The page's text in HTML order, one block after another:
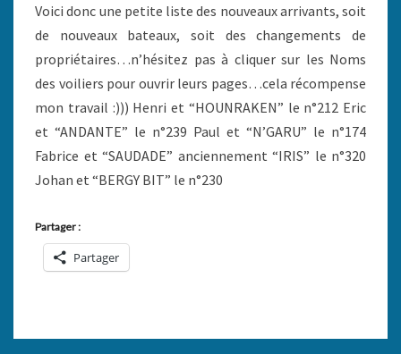
Voici donc une petite liste des nouveaux arrivants, soit
de nouveaux bateaux, soit des changements de
propriétaires…n’hésitez pas à cliquer sur les Noms
des voiliers pour ouvrir leurs pages…cela récompense
mon travail :))) Henri et “HOUNRAKEN” le n°212 Eric
et “ANDANTE” le n°239 Paul et “N’GARU” le n°174
Fabrice et “SAUDADE” anciennement “IRIS” le n°320
Johan et “BERGY BIT” le n°230
Partager :
Partager